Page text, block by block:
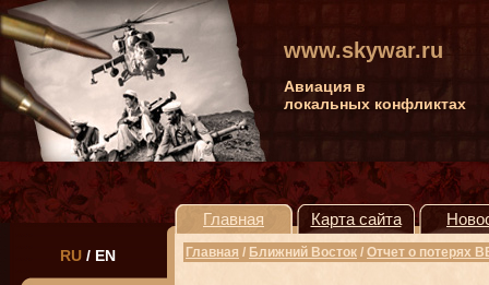
www.skywar.ru
Авиация в
локальных конфликтах
RU/ EN
Главная Карта сайта
Главная / Ближний Восток / Отчет о потерях